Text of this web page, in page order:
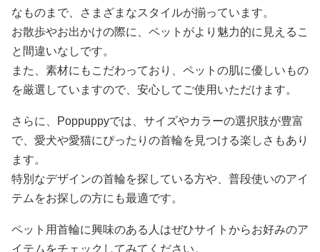
なものまで、さまざまなスタイルが揃っています。
お散歩やお出かけの際に、ペットがより魅力的に見えるこ
と間違いなしです。
また、素材にもこだわっており、ペットの肌に優しいもの
を厳選していますので、安心してご使用いただけます。
さらに、Poppuppyでは、サイズやカラーの選択肢が豊富
で、愛犬や愛猫にぴったりの首輪を見つける楽しさもあり
ます。
特別なデザインの首輪を探している方や、普段使いのアイ
テムをお探しの方にも最適です。
ペット用首輪に興味のある人はぜひサイトからお好みのア
イテムをチェックしてみてください。